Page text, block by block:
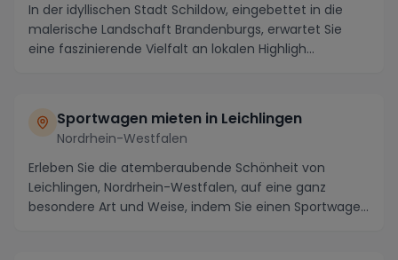
In der idyllischen Stadt Schildow, eingebettet in die
malerische Landschaft Brandenburgs, erwartet Sie
eine faszinierende Vielfalt an lokalen Highligh...
Sportwagen mieten in Leichlingen
Nordrhein-Westfalen
Erleben Sie die atemberaubende Schönheit von
Leichlingen, Nordrhein-Westfalen, auf eine ganz
besondere Art und Weise, indem Sie einen Sportwagen